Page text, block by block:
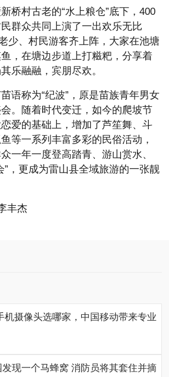
桥村古老的“水上粮仓”底下，400
群众共同上演了一出欢乐无比
少、村民游客齐上阵，大家在池塘
，在塘边步道上打糍粑，分享着
乐融融，宾朋尽欢。
语称为“纪波”，原是苗族青年男女
。随着时代变迁，如今的爬坡节
爱的基础上，增加了芦笙舞、斗
等一系列丰富多彩的民俗活动，
一年一度登高踏青、游山赏水、
”，更成为雷山县全域旅游的一张靓
丰杰
机摄像头选哪家，中国移动带来专业
发现一个马蜂窝 消防员将其套住并摘